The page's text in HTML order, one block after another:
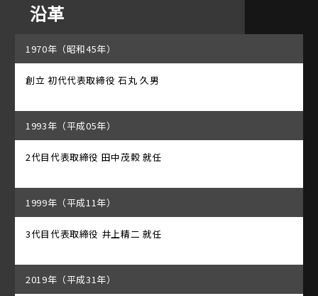
沿革
1970年（昭和45年）
創立 初代代表取締役 石丸 久男
1993年（平成05年）
2代目代表取締役 田中茂穀 就任
1999年（平成11年）
3代目代表取締役 井上精二 就任
2019年（平成31年）